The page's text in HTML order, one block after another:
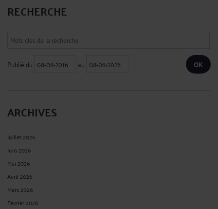
RECHERCHE
Publié du au
ARCHIVES
Juillet 2026
Juin 2026
Mai 2026
Avril 2026
Mars 2026
Février 2026